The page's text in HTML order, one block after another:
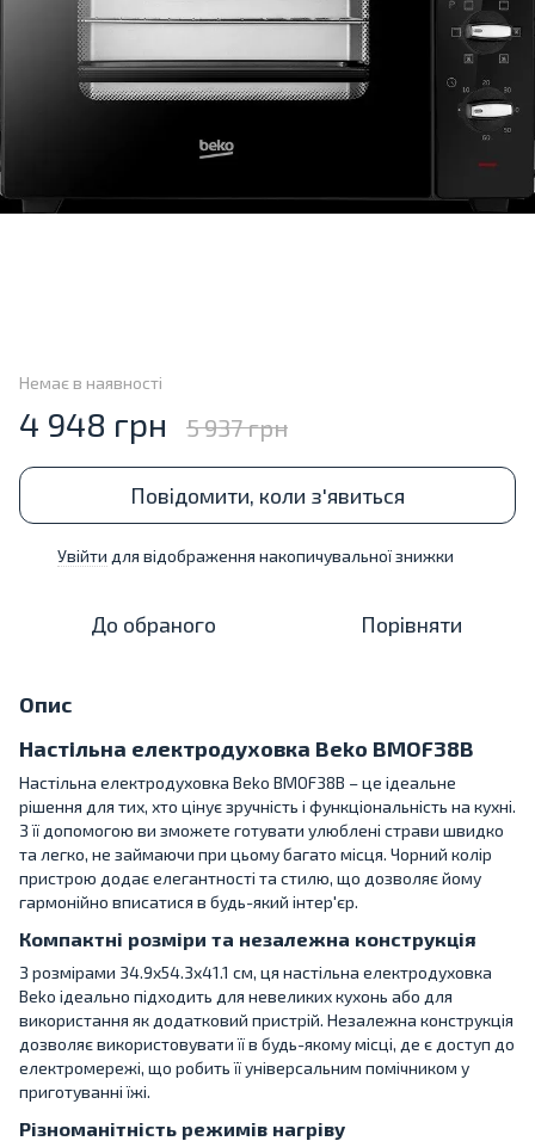
Немає в наявності
4 948 грн 5 937 грн
Повідомити, коли з'явиться
Увійти для відображення накопичувальної знижки
До обраного Порівняти
Опис
Настільна електродуховка Beko BMOF38B
Настільна електродуховка Beko BMOF38B – це ідеальне
рішення для тих, хто цінує зручність і функціональність на кухні.
З її допомогою ви зможете готувати улюблені страви швидко
та легко, не займаючи при цьому багато місця. Чорний колір
пристрою додає елегантності та стилю, що дозволяє йому
гармонійно вписатися в будь-який інтер'єр.
Компактні розміри та незалежна конструкція
З розмірами 34.9x54.3x41.1 см, ця настільна електродуховка
Beko ідеально підходить для невеликих кухонь або для
використання як додатковий пристрій. Незалежна конструкція
дозволяє використовувати її в будь-якому місці, де є доступ до
електромережі, що робить її універсальним помічником у
приготуванні їжі.
Різноманітність режимів нагріву